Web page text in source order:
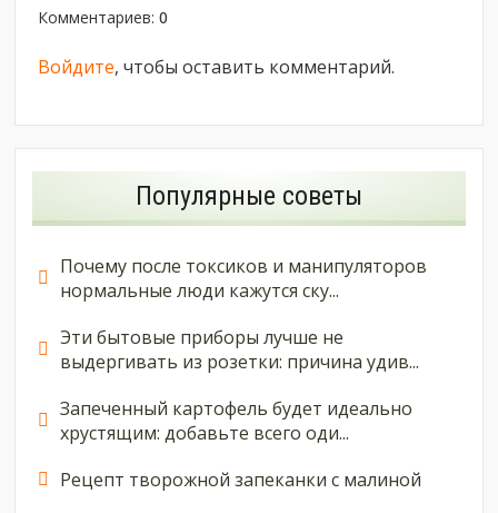
Комментариев:0
Войдите, чтобы оставить комментарий.
Популярные советы
Почему после токсиков и манипуляторов
нормальные люди кажутся ску...
Эти бытовые приборы лучше не
выдергивать из розетки: причина удив...
Запеченный картофель будет идеально
хрустящим: добавьте всего оди...
Рецепт творожной запеканки с малиной